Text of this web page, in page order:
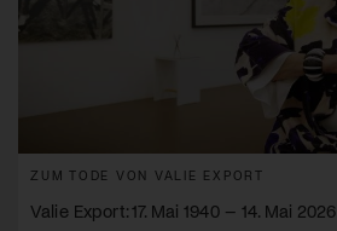
ZUM TODE VON VALIE EXPORT
Valie Export: 17. Mai 1940 – 14. Mai 2026